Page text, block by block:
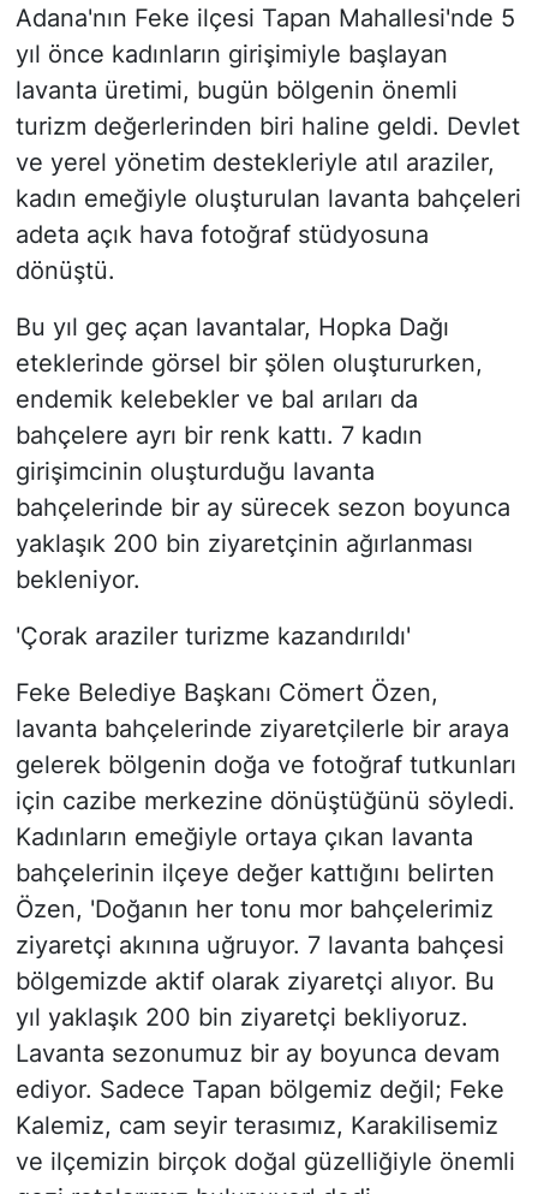
Adana'nın Feke ilçesi Tapan Mahallesi'nde 5
yıl önce kadınların girişimiyle başlayan
lavanta üretimi, bugün bölgenin önemli
turizm değerlerinden biri haline geldi. Devlet
ve yerel yönetim destekleriyle atıl araziler,
kadın emeğiyle oluşturulan lavanta bahçeleri
adeta açık hava fotoğraf stüdyosuna
dönüştü.
Bu yıl geç açan lavantalar, Hopka Dağı
eteklerinde görsel bir şölen oluştururken,
endemik kelebekler ve bal arıları da
bahçelere ayrı bir renk kattı. 7 kadın
girişimcinin oluşturduğu lavanta
bahçelerinde bir ay sürecek sezon boyunca
yaklaşık 200 bin ziyaretçinin ağırlanması
bekleniyor.
'Çorak araziler turizme kazandırıldı'
Feke Belediye Başkanı Cömert Özen,
lavanta bahçelerinde ziyaretçilerle bir araya
gelerek bölgenin doğa ve fotoğraf tutkunları
için cazibe merkezine dönüştüğünü söyledi.
Kadınların emeğiyle ortaya çıkan lavanta
bahçelerinin ilçeye değer kattığını belirten
Özen, 'Doğanın her tonu mor bahçelerimiz
ziyaretçi akınına uğruyor. 7 lavanta bahçesi
bölgemizde aktif olarak ziyaretçi alıyor. Bu
yıl yaklaşık 200 bin ziyaretçi bekliyoruz.
Lavanta sezonumuz bir ay boyunca devam
ediyor. Sadece Tapan bölgemiz değil; Feke
Kalemiz, cam seyir terasımız, Karakilisemiz
ve ilçemizin birçok doğal güzelliğiyle önemli